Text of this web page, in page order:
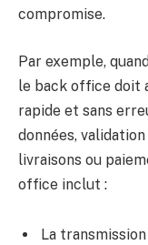
compromise.
Par exemple,
le back office doit
rapide et sans
données,
livraisons ou
office inclut :
La